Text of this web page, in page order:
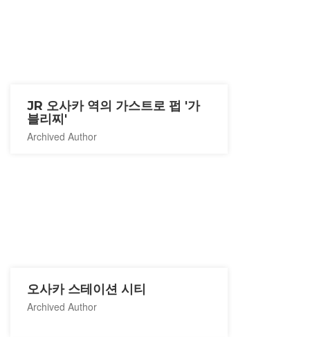
JR 오사카 역의 가스트로 펍 '가
블리찌'
Archived Author
오사카 스테이션 시티
Archived Author